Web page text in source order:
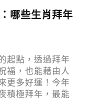
哪些生肖拜年
起點，透過拜年
福，也能藉由人
更多好運！今年
積極拜年，最能